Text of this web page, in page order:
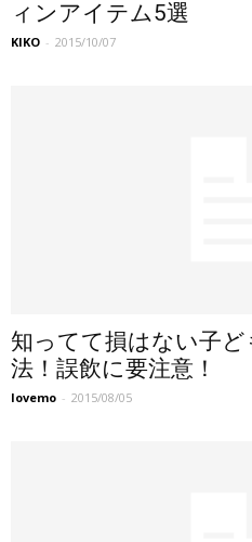
ィンアイテム5選
KIKO - 2015/10/07
知ってて損はない子
法！誤飲に要注意！
lovemo - 2015/08/05